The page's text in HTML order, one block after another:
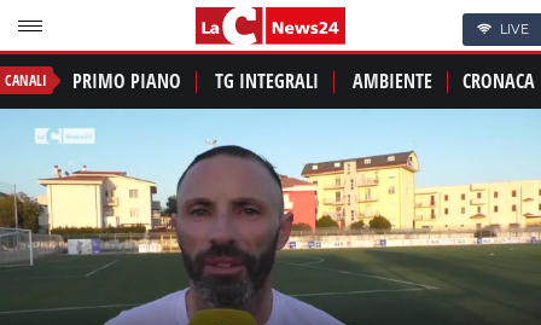
LIVE
CANALI PRIMO PIANO TG INTEGRALI AMBIENTE CRONACA